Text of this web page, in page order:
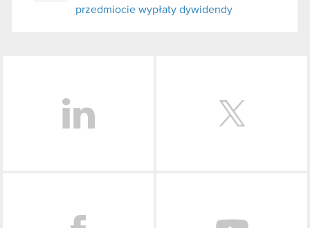
przedmiocie wypłaty dywidendy